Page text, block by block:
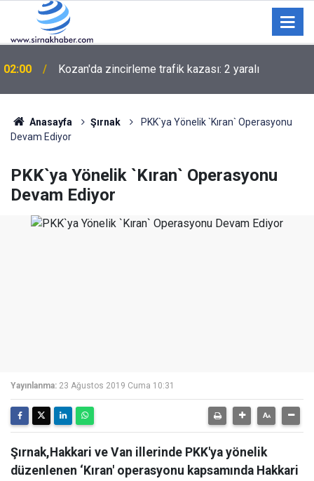
02:00 Kozan'da zincirleme trafik kazası: 2 yaralı
Anasayfa Şırnak
PKK`ya Yönelik `Kıran` Operasyonu
Devam Ediyor
PKK`ya Yönelik `Kıran` Operasyonu
Devam Ediyor
Yayınlanma: 23 Ağustos 2019 Cuma 10:31
Şırnak,Hakkari ve Van illerinde PKK'ya yönelik
düzenlenen ‘Kıran' operasyonu kapsamında Hakkari